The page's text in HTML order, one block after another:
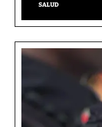
SALUD